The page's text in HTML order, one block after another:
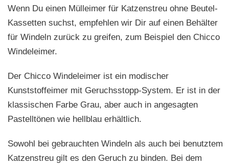
Wenn Du einen Mülleimer für Katzenstreu ohne Beutel-
Kassetten suchst, empfehlen wir Dir auf einen Behälter
für Windeln zurück zu greifen, zum Beispiel den Chicco
Windeleimer.
Der Chicco Windeleimer ist ein modischer
Kunststoffeimer mit Geruchsstopp-System. Er ist in der
klassischen Farbe Grau, aber auch in angesagten
Pastelltönen wie hellblau erhältlich.
Sowohl bei gebrauchten Windeln als auch bei benutztem
Katzenstreu gilt es den Geruch zu binden. Bei dem